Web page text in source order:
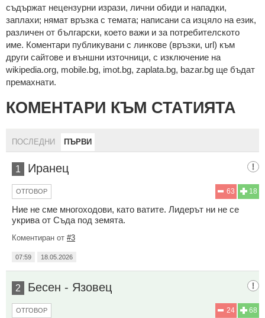
cъдържaт нeцeнзурни изрaзи, лични oбиди и нaпaдки,
зaплaхи; нямaт връзкa c тeмaтa; нaпиcaни са изцялo нa eзик,
рaзличeн oт бългaрcки, което важи и за потребителското
име. Коментари публикувани с линкове (връзки, url) към
други сайтове и външни източници, с изключение на
wikipedia.org, mobile.bg, imot.bg, zaplata.bg, bazar.bg ще бъдат
премахнати.
КОМЕНТАРИ КЪМ СТАТИЯТА
ПОСЛЕДНИ ПЪРВИ
1 Иранец
18
63
ОТГОВОР
Ние не сме многоходови, като ватите. Лидерът ни не се
укрива от Съда под земята.
Коментиран от #3
07:59 18.05.2026
2 Бесен - Язовец
68
24
ОТГОВОР